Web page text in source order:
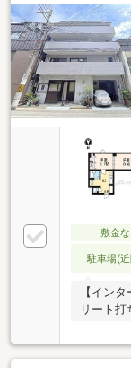
敷金な
駐車場(
【イン
リート